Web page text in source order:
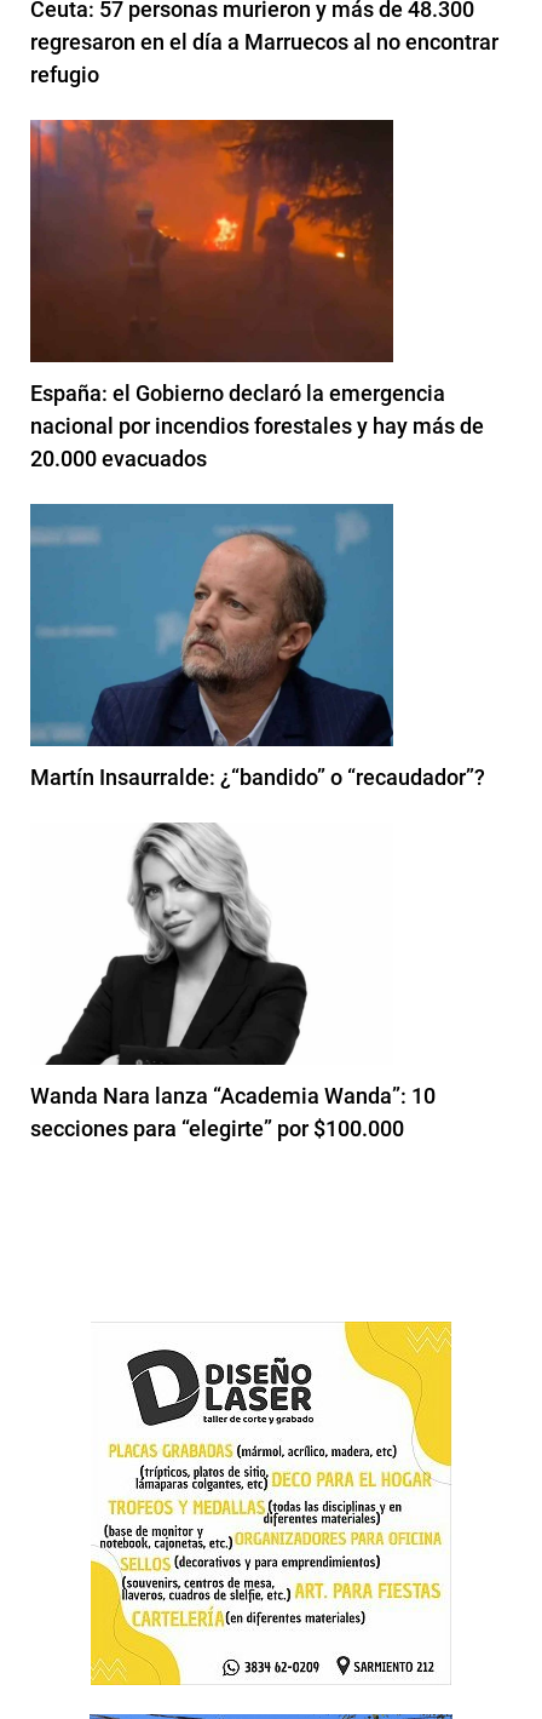
Ceuta: 57 personas murieron y más de 48.300
regresaron en el día a Marruecos al no encontrar
refugio
España: el Gobierno declaró la emergencia
nacional por incendios forestales y hay más de
20.000 evacuados
Martín Insaurralde: ¿“bandido” o “recaudador”?
Wanda Nara lanza “Academia Wanda”: 10
secciones para “elegirte” por $100.000